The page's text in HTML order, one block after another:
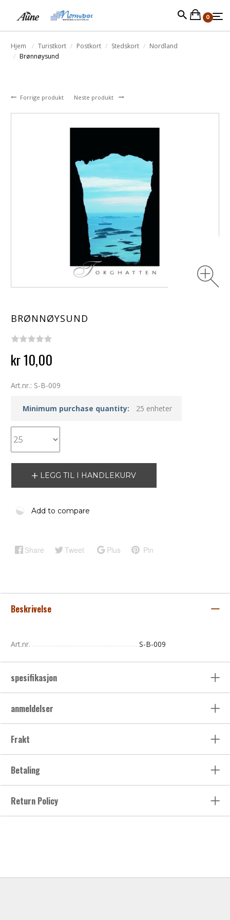
0
Hjem Turistkort Postkort Stedskort
Nordland
Brønnøysund
Forrige produkt Neste produkt
BRØNNØYSUND
kr 10,00
Art.nr.: S-B-009
Minimum purchase quantity: 25 enheter
LEGG TIL I HANDLEKURV
Add to compare
Share Tweet Plus Pin
Beskrivelse
Art.nr. S-B-009
spesifikasjon
anmeldelser
Frakt
Betaling
Return Policy